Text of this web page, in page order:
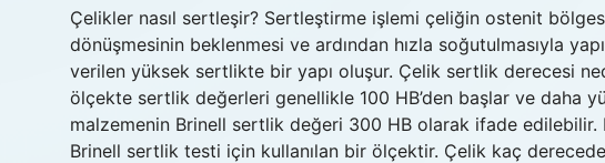
Çelikler nasıl sertleşir? Sertleştirme işlemi çeliğin ostenit
dönüşmesinin beklenmesi ve ardından hızla soğutulmasıyla
verilen yüksek sertlikte bir yapı oluşur. Çelik sertlik derecesi
ölçekte sertlik değerleri genellikle 100 HB’den başlar ve daha
malzemenin Brinell sertlik değeri 300 HB olarak ifade edilebilir.
Brinell sertlik testi için kullanılan bir ölçektir. Çelik kaç